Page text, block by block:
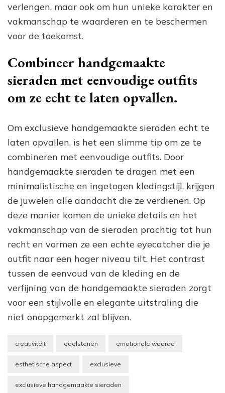
verlengen, maar ook om hun unieke karakter en
vakmanschap te waarderen en te beschermen
voor de toekomst.
Combineer handgemaakte
sieraden met eenvoudige outfits
om ze echt te laten opvallen.
Om exclusieve handgemaakte sieraden echt te
laten opvallen, is het een slimme tip om ze te
combineren met eenvoudige outfits. Door
handgemaakte sieraden te dragen met een
minimalistische en ingetogen kledingstijl, krijgen
de juwelen alle aandacht die ze verdienen. Op
deze manier komen de unieke details en het
vakmanschap van de sieraden prachtig tot hun
recht en vormen ze een echte eyecatcher die je
outfit naar een hoger niveau tilt. Het contrast
tussen de eenvoud van de kleding en de
verfijning van de handgemaakte sieraden zorgt
voor een stijlvolle en elegante uitstraling die
niet onopgemerkt zal blijven.
creativiteit edelstenen emotionele waarde
esthetische aspect exclusieve
exclusieve handgemaakte sieraden